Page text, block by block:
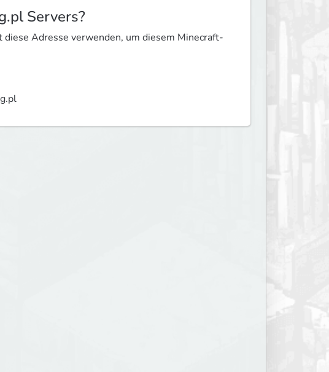
Servers?
Adresse verwenden, um diesem Minecraft-